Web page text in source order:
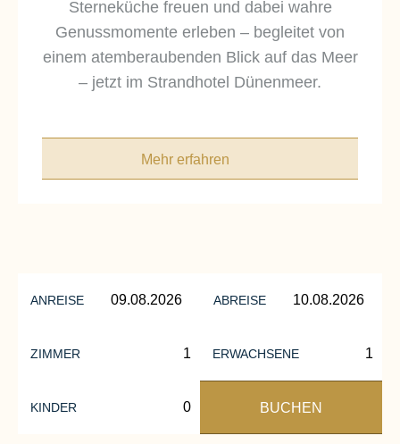
auch für Workshops oder private Feiern.
Mehr erfahren
Sterneküche freuen und dabei wahre
Genussmomente erleben – begleitet von
einem atemberaubenden Blick auf das Meer
– jetzt im Strandhotel Dünenmeer.
Mehr erfahren
ANREISE ABREISE
ZIMMER ERWACHSENE
KINDER BUCHEN